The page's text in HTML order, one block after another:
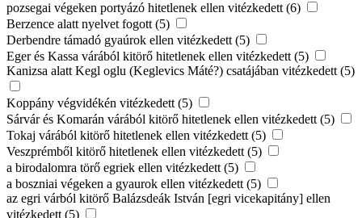
pozsegai végeken portyázó hitetlenek ellen vitézkedett (6)
Berzence alatt nyelvet fogott (5)
Derbendre támadó gyaúrok ellen vitézkedett (5)
Eger és Kassa várából kitörő hitetlenek ellen vitézkedett (5)
Kanizsa alatt Kegl oglu (Keglevics Máté?) csatájában vitézkedett (5)
Koppány végvidékén vitézkedett (5)
Sárvár és Komarán várából kitörő hitetlenek ellen vitézkedett (5)
Tokaj várából kitörő hitetlenek ellen vitézkedett (5)
Veszprémből kitörő hitetlenek ellen vitézkedett (5)
a birodalomra törő egriek ellen vitézkedett (5)
a boszniai végeken a gyaurok ellen vitézkedett (5)
az egri várból kitörő Balázsdeák István [egri vicekapitány] ellen
vitézkedett (5)